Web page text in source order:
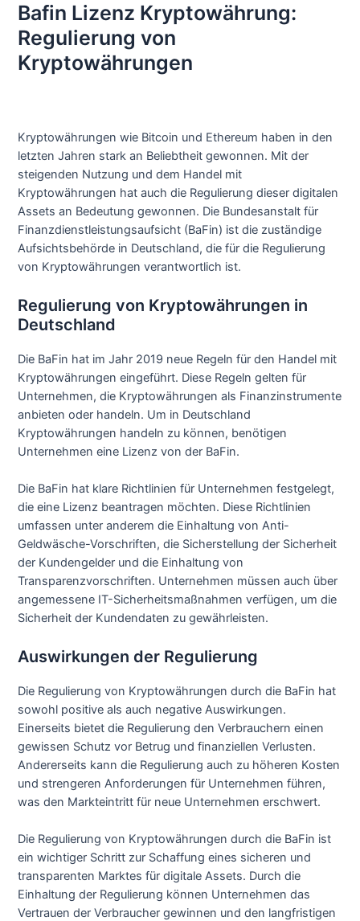
Bafin Lizenz Kryptowährung:
Regulierung von
Kryptowährungen
Kryptowährungen wie Bitcoin und Ethereum haben in den
letzten Jahren stark an Beliebtheit gewonnen. Mit der
steigenden Nutzung und dem Handel mit
Kryptowährungen hat auch die Regulierung dieser digitalen
Assets an Bedeutung gewonnen. Die Bundesanstalt für
Finanzdienstleistungsaufsicht (BaFin) ist die zuständige
Aufsichtsbehörde in Deutschland, die für die Regulierung
von Kryptowährungen verantwortlich ist.
Regulierung von Kryptowährungen in
Deutschland
Die BaFin hat im Jahr 2019 neue Regeln für den Handel mit
Kryptowährungen eingeführt. Diese Regeln gelten für
Unternehmen, die Kryptowährungen als Finanzinstrumente
anbieten oder handeln. Um in Deutschland
Kryptowährungen handeln zu können, benötigen
Unternehmen eine Lizenz von der BaFin.
Die BaFin hat klare Richtlinien für Unternehmen festgelegt,
die eine Lizenz beantragen möchten. Diese Richtlinien
umfassen unter anderem die Einhaltung von Anti-
Geldwäsche-Vorschriften, die Sicherstellung der Sicherheit
der Kundengelder und die Einhaltung von
Transparenzvorschriften. Unternehmen müssen auch über
angemessene IT-Sicherheitsmaßnahmen verfügen, um die
Sicherheit der Kundendaten zu gewährleisten.
Auswirkungen der Regulierung
Die Regulierung von Kryptowährungen durch die BaFin hat
sowohl positive als auch negative Auswirkungen.
Einerseits bietet die Regulierung den Verbrauchern einen
gewissen Schutz vor Betrug und finanziellen Verlusten.
Andererseits kann die Regulierung auch zu höheren Kosten
und strengeren Anforderungen für Unternehmen führen,
was den Markteintritt für neue Unternehmen erschwert.
Die Regulierung von Kryptowährungen durch die BaFin ist
ein wichtiger Schritt zur Schaffung eines sicheren und
transparenten Marktes für digitale Assets. Durch die
Einhaltung der Regulierung können Unternehmen das
Vertrauen der Verbraucher gewinnen und den langfristigen